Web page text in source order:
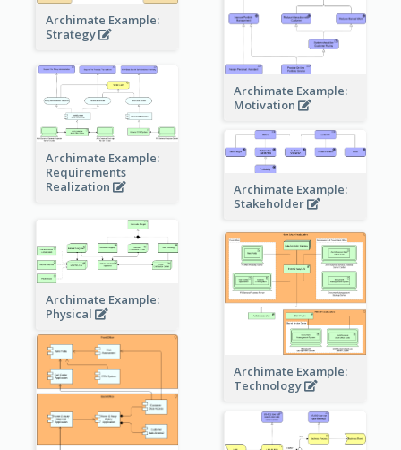
Archimate Example:
Strategy
Archimate Example:
Motivation
Archimate Example:
Requirements
Realization
Archimate Example:
Stakeholder
Archimate Example:
Physical
Archimate Example:
Technology